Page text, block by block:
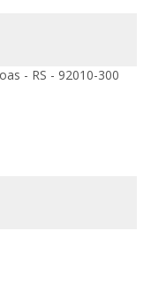
- RS - 92010-300